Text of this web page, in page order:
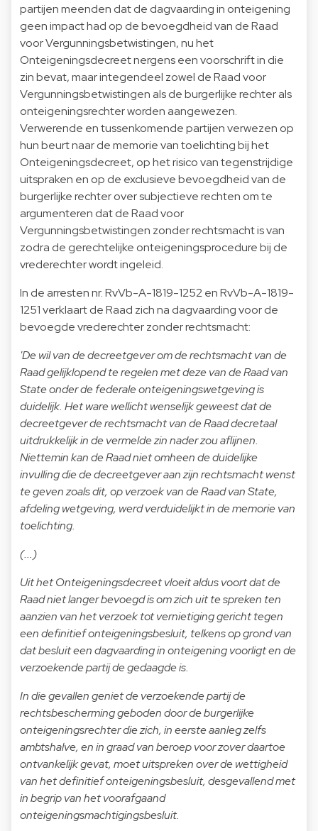
partijen meenden dat de dagvaarding in onteigening
geen impact had op de bevoegdheid van de Raad
voor Vergunningsbetwistingen, nu het
Onteigeningsdecreet nergens een voorschrift in die
zin bevat, maar integendeel zowel de Raad voor
Vergunningsbetwistingen als de burgerlijke rechter als
onteigeningsrechter worden aangewezen.
Verwerende en tussenkomende partijen verwezen op
hun beurt naar de memorie van toelichting bij het
Onteigeningsdecreet, op het risico van tegenstrijdige
uitspraken en op de exclusieve bevoegdheid van de
burgerlijke rechter over subjectieve rechten om te
argumenteren dat de Raad voor
Vergunningsbetwistingen zonder rechtsmacht is van
zodra de gerechtelijke onteigeningsprocedure bij de
vrederechter wordt ingeleid.
In de arresten nr. RvVb-A-1819-1252 en RvVb-A-1819-
1251 verklaart de Raad zich na dagvaarding voor de
bevoegde vrederechter zonder rechtsmacht:
'De wil van de decreetgever om de rechtsmacht van de
Raad gelijklopend te regelen met deze van de Raad van
State onder de federale onteigeningswetgeving is
duidelijk. Het ware wellicht wenselijk geweest dat de
decreetgever de rechtsmacht van de Raad decretaal
uitdrukkelijk in de vermelde zin nader zou aflijnen.
Niettemin kan de Raad niet omheen de duidelijke
invulling die de decreetgever aan zijn rechtsmacht wenst
te geven zoals dit, op verzoek van de Raad van State,
afdeling wetgeving, werd verduidelijkt in de memorie van
toelichting.
(...)
Uit het Onteigeningsdecreet vloeit aldus voort dat de
Raad niet langer bevoegd is om zich uit te spreken ten
aanzien van het verzoek tot vernietiging gericht tegen
een definitief onteigeningsbesluit, telkens op grond van
dat besluit een dagvaarding in onteigening voorligt en de
verzoekende partij de gedaagde is.
In die gevallen geniet de verzoekende partij de
rechtsbescherming geboden door de burgerlijke
onteigeningsrechter die zich, in eerste aanleg zelfs
ambtshalve, en in graad van beroep voor zover daartoe
ontvankelijk gevat, moet uitspreken over de wettigheid
van het definitief onteigeningsbesluit, desgevallend met
in begrip van het voorafgaand
onteigeningsmachtigingsbesluit.